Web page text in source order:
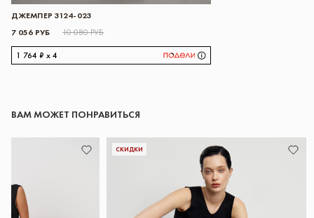
ДЖЕМПЕР 3124-023
7 056 РУБ
10 080 РУБ
1 764 ₽ x 4
ВАМ МОЖЕТ ПОНРАВИТЬСЯ
СКИДКИ